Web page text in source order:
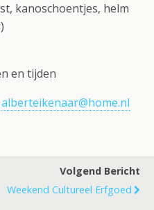
kanoschoentjes, helm
en tijden
alberteikenaar@home.nl
Volgend Bericht
Weekend Cultureel Erfgoed